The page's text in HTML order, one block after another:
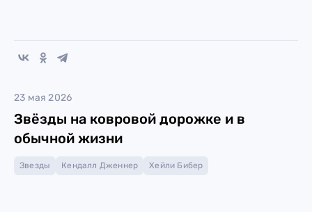
23 мая 2026
Звёзды на ковровой дорожке и в
обычной жизни
Звезды Кендалл Дженнер Хейли Бибер